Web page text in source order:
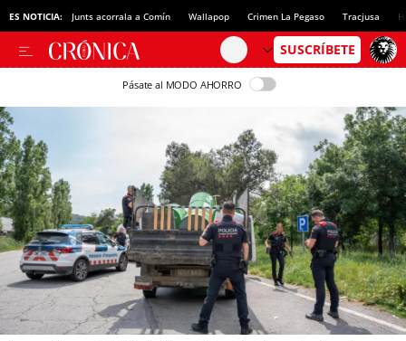
ES NOTICIA: Junts acorrala a Comín Wallapop Crimen La Pegaso Tracjusa
Pásate al MODO AHORRO